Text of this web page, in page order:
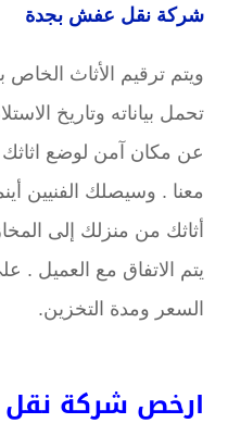
شركة نقل عفش بجدة
ويتم ترقيم الأثاث
تحمل بياناته وتاريخ
عن مكان آمن لوضع اثاثك
معنا . وسيصلك الفنيين
أثاثك من منزلك إلى
يتم الاتفاق مع العميل .
السعر ومدة التخزين.
ارخص شركة